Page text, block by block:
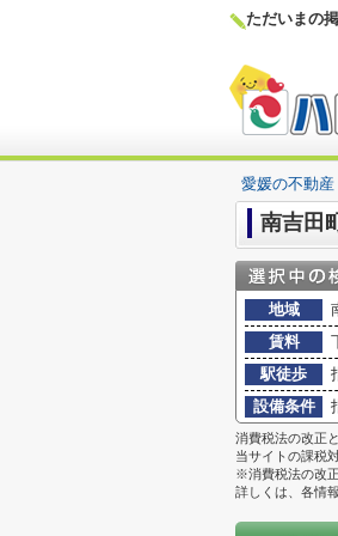
ただいまの
愛媛の不動
南吉田
地域
賃料
駅徒歩
設備条件
消費税法の改正
当サイトの課税
※消費税法の改
詳しくは、各情